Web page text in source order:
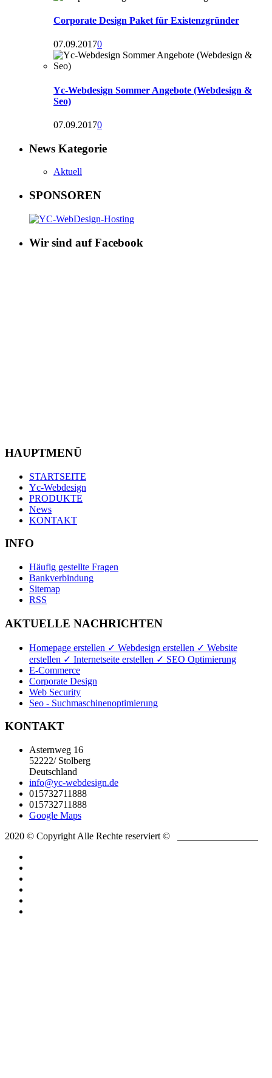
Corporate Design Paket für Existenzgründer
07.09.20170
Yc-Webdesign Sommer Angebote (Webdesign &
Seo)
07.09.20170
News Kategorie
Aktuell
SPONSOREN
Wir sind auf Facebook
HAUPTMENÜ
STARTSEITE
Yc-Webdesign
PRODUKTE
News
KONTAKT
INFO
Häufig gestellte Fragen
Bankverbindung
Sitemap
RSS
AKTUELLE NACHRICHTEN
Homepage erstellen ✓ Webdesign erstellen ✓ Website
erstellen ✓ Internetseite erstellen ✓ SEO Optimierung
E-Commerce
Corporate Design
Web Security
Seo - Suchmaschinenoptimierung
KONTAKT
Asternweg 16
52222/ Stolberg
Deutschland
info@yc-webdesign.de
015732711888
015732711888
Google Maps
2020 © Copyright Alle Rechte reserviert ©